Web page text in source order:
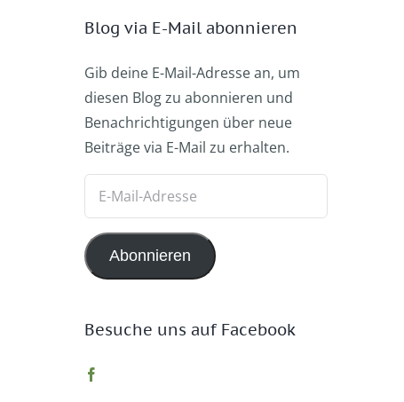
Blog via E-Mail abonnieren
Gib deine E-Mail-Adresse an, um
diesen Blog zu abonnieren und
Benachrichtigungen über neue
Beiträge via E-Mail zu erhalten.
Adresse
Abonnieren
Besuche uns auf Facebook